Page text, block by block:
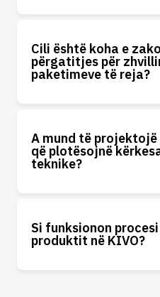
Cili është koha e
përgatitjes për
paketimeve të reja?
A mund të
që plotësojnë
teknike?
Si funksionon
produktit në KIVO?